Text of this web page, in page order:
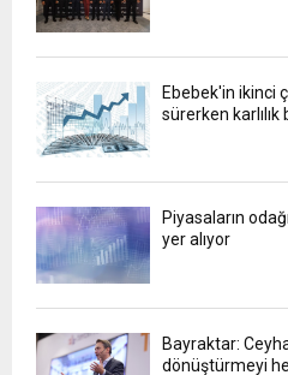
Ebebek'in ikinci
sürerken karlılık
Piyasaların
yer alıyor
Bayraktar:
dönüştürmeyi